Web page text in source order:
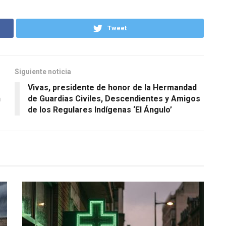
Tweet
Siguiente noticia
Vivas, presidente de honor de la Hermandad
de Guardias Civiles, Descendientes y Amigos
de los Regulares Indígenas ‘El Ángulo’